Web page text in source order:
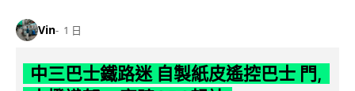
Vin 1 日
中三巴士鐵路迷 自製紙皮遙控巴士 門,